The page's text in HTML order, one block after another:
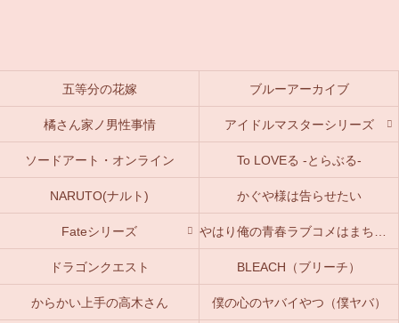
五等分の花嫁 ブルーアーカイブ
橘さん家ノ男性事情 アイドルマスターシリーズ
ソードアート・オンライン To LOVEる -とらぶる-
NARUTO(ナルト) かぐや様は告らせたい
Fateシリーズ
ドラゴンクエスト BLEACH（ブリーチ）
からかい上手の高木さん 僕の心のヤバイやつ（僕ヤバ）